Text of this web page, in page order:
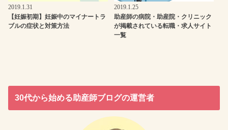
2019.1.31
【妊娠初期】妊娠中のマイナートラ
ブルの症状と対策方法
2019.1.25
助産師の病院・助産院・クリニック
が掲載されている転職・求人サイト
一覧
30代から始める助産師ブログの運営者